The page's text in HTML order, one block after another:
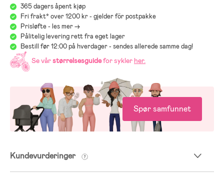
365 dagers åpent kjøp
Fri frakt* over 1200 kr - gjelder för postpakke
Prisløfte - les mer ->
Pålitelig levering rett fra eget lager
Bestill før 12:00 på hverdager - sendes allerede samme dag!
Se vårstørrelsesguidefor sykler her.
Spør samfunnet
Kundevurderinger